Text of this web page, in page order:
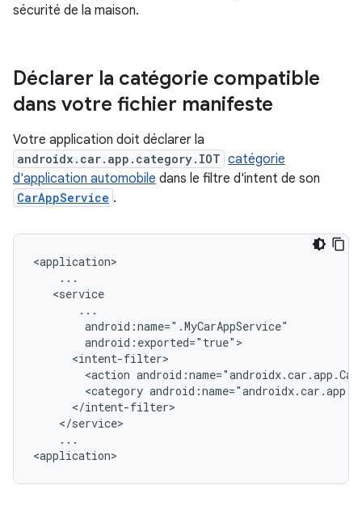
sécurité de la maison.
Déclarer la catégorie compatible
dans votre fichier manifeste
Votre application doit déclarer la
androidx.car.app.category.IOT catégorie
d'application automobile dans le filtre d'intent de son
CarAppService .
<action
<category
...